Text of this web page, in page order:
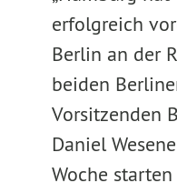
erfolgreich
Berlin an der
beiden
Vorsitzenden
Daniel
Woche